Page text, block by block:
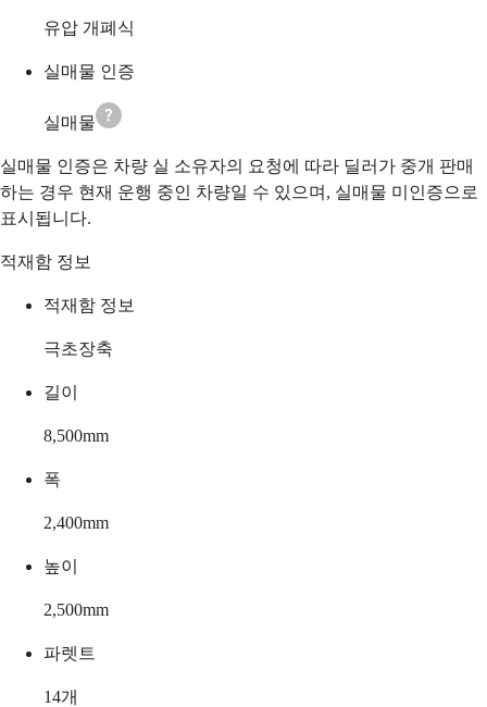
유압 개폐식
실매물 인증
실매물
실매물 인증은 차량 실 소유자의 요청에 따라 딜러가 중개 판매
하는 경우 현재 운행 중인 차량일 수 있으며, 실매물 미인증으로
표시됩니다.
적재함 정보
적재함 정보
극초장축
길이
8,500mm
폭
2,400mm
높이
2,500mm
파렛트
14개